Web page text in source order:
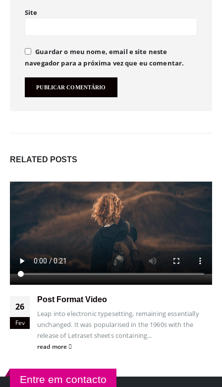
Site
Guardar o meu nome, email e site neste
navegador para a próxima vez que eu comentar.
RELATED POSTS
26
Fev
Post Format Video
Leap into electronic typesetting, remaining essentially
unchanged. It was popularised in the 1960s with the
release of Letraset sheets containing...
read more
Entre em contacto